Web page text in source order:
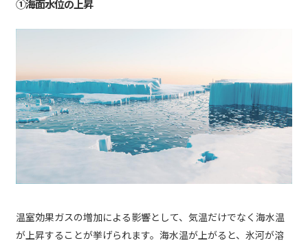
①海面水位の上昇
温室効果ガスの増加による影響として、気温だけでなく海水温
が上昇することが挙げられます。海水温が上がると、氷河が溶